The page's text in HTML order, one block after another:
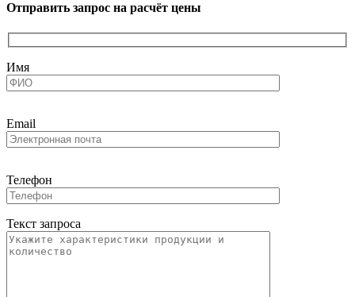
Отправить запрос на расчёт цены
Имя
Email
Телефон
Текст запроса